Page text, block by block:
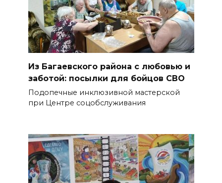
Из Багаевского района с любовью и
заботой: посылки для бойцов СВО
Подопечные инклюзивной мастерской
при Центре соцобслуживания